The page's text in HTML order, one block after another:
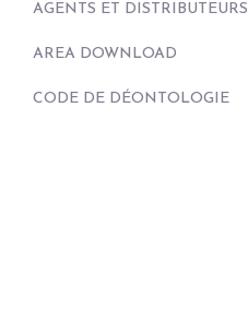
AGENTS ET DISTRIBUTEURS
AREA DOWNLOAD
CODE DE DÉONTOLOGIE